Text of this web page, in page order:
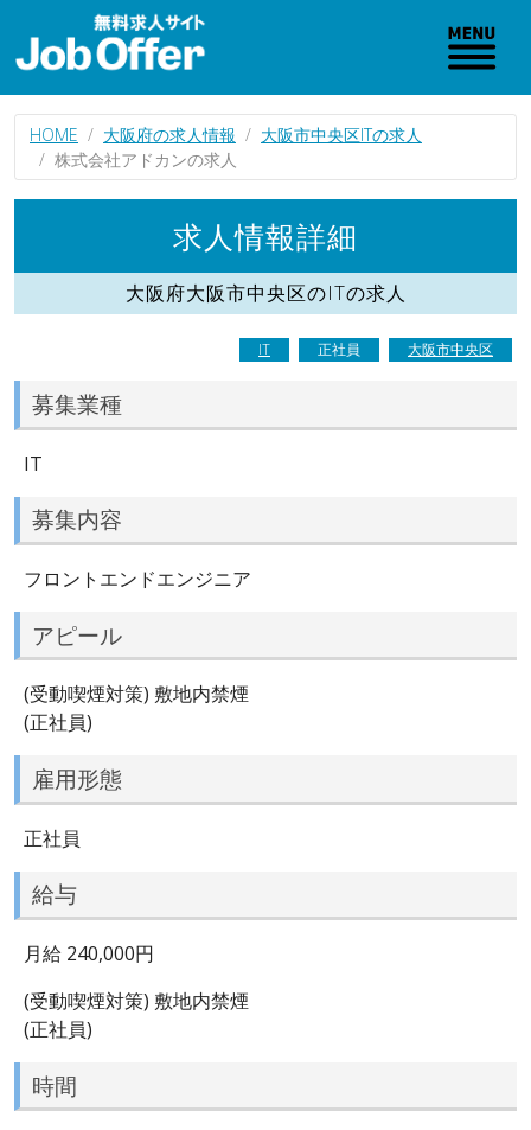
HOME 大阪府の求人情報
大阪市中央区ITの求人
株式会社アドカンの求人
求人情報詳細
大阪府大阪市中央区のITの求人
IT 正社員 大阪市中央区
募集業種
IT
募集内容
フロントエンドエンジニア
アピール
(受動喫煙対策) 敷地内禁煙
(正社員)
雇用形態
正社員
給与
月給 240,000円
(受動喫煙対策) 敷地内禁煙
(正社員)
時間